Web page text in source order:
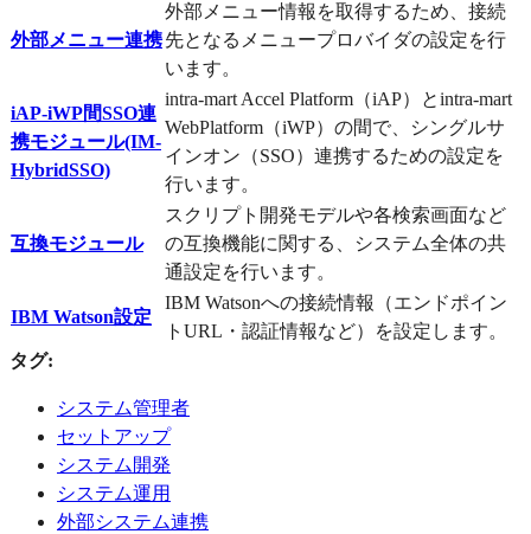
外部メニュー連携
外部メニュー情報を取得するため、接続
先となるメニュープロバイダの設定を行
います。
iAP-iWP間SSO連
携モジュール(IM-
HybridSSO)
intra-mart Accel Platform（iAP）とintra-mart
WebPlatform（iWP）の間で、シングルサ
インオン（SSO）連携するための設定を
行います。
互換モジュール
スクリプト開発モデルや各検索画面など
の互換機能に関する、システム全体の共
通設定を行います。
IBM Watson設定
IBM Watsonへの接続情報（エンドポイン
トURL・認証情報など）を設定します。
タグ:
システム管理者
セットアップ
システム開発
システム運用
外部システム連携